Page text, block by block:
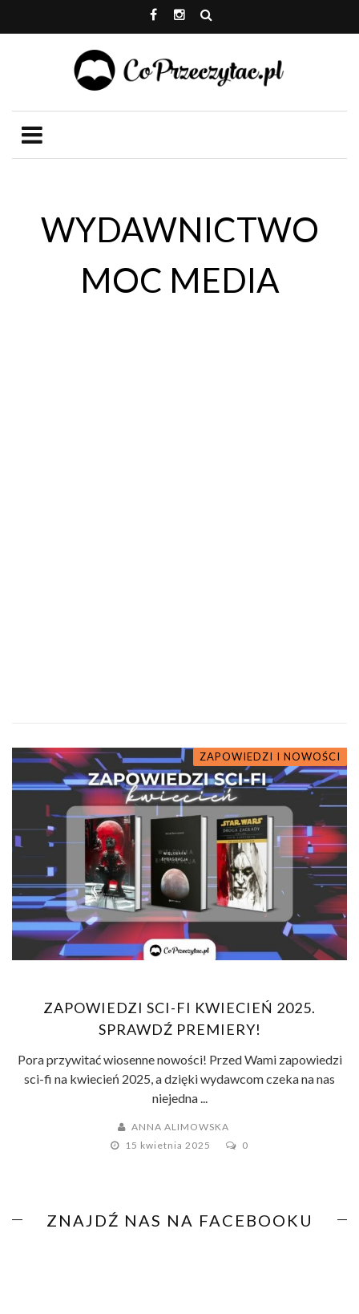
WYDAWNICTWO
MOC MEDIA
ZAPOWIEDZI I NOWOŚCI
ZAPOWIEDZI SCI-FI KWIECIEŃ 2025.
SPRAWDŹ PREMIERY!
Pora przywitać wiosenne nowości! Przed Wami zapowiedzi
sci-fi na kwiecień 2025, a dzięki wydawcom czeka na nas
niejedna ...
ANNA ALIMOWSKA
15 kwietnia 2025
0
ZNAJDŹ NAS NA FACEBOOKU